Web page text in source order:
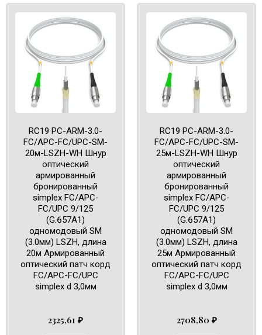
RC19 PC-ARM-3.0-
FC/APC-FC/UPC-SM-
20м-LSZH-WH Шнур
оптический
армированный
бронированный
simplex FC/APC-
FC/UPC 9/125
(G.657A1)
одномодовый SM
(3.0мм) LSZH, длина
20м Армированный
оптический патч корд
FC/APC-FC/UPC
simplex d 3,0мм
2325,61 ₽
RC19 PC-ARM-3.0-
FC/APC-FC/UPC-SM-
25м-LSZH-WH Шнур
оптический
армированный
бронированный
simplex FC/APC-
FC/UPC 9/125
(G.657A1)
одномодовый SM
(3.0мм) LSZH, длина
25м Армированный
оптический патч корд
FC/APC-FC/UPC
simplex d 3,0мм
2708,80 ₽